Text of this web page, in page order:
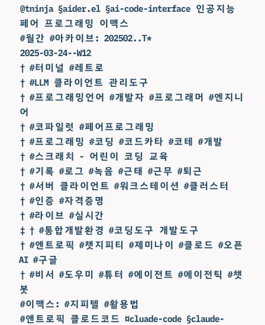
@tninja §aider.el §ai-code-interface 인공지능
페어 프로그래밍 이맥스
#월간 #아카이브: 202502..T*
2025-03-24--W12
† #터미널 #레트로
† #LLM 클라이언트 관리도구
† #프로그래밍언어 #개발자 #프로그래머 #엔지니
어
† #코파일럿 #페어프로그래밍
† #프로그래밍 #코딩 #코드카타 #코테 #개발
† #스크래치 - 어린이 코딩 교육
† #기록 #로그 #녹음 #근태 #근무 #퇴근
† #서버 클라이언트 #워크스테이션 #클러스터
† #인증 #자격증명
† #라이브 #실시간
‡ † #통합개발환경 #코딩도구 개발도구
† #앤트로픽 #챗지피티 #제미나이 #클로드 #오픈
AI #구글
† #비서 #도우미 #튜터 #에이전트 #에이전틱 #챗
봇
#이맥스: #지피텔 #활용법
#앤트로픽 클로드코드 ¤cluade-code §claude-